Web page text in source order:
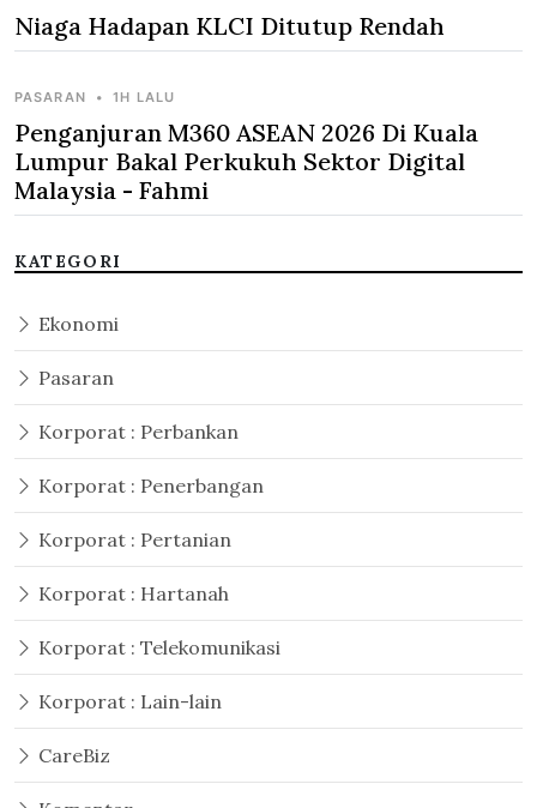
Niaga Hadapan KLCI Ditutup Rendah
PASARAN • 1H LALU
Penganjuran M360 ASEAN 2026 Di Kuala
Lumpur Bakal Perkukuh Sektor Digital
Malaysia - Fahmi
KATEGORI
Ekonomi
Pasaran
Korporat : Perbankan
Korporat : Penerbangan
Korporat : Pertanian
Korporat : Hartanah
Korporat : Telekomunikasi
Korporat : Lain-lain
CareBiz